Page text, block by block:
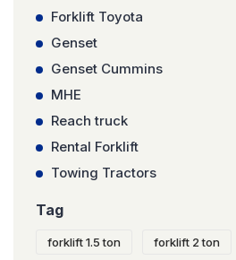
Forklift Toyota
Genset
Genset Cummins
MHE
Reach truck
Rental Forklift
Towing Tractors
Tag
forklift 1.5 ton forklift 2 ton